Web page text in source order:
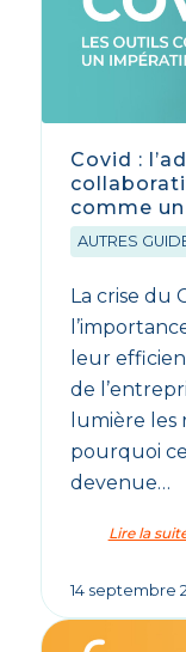
Covid :
comme
AUTRES
La crise du
leur
de
lumière les
pourquoi
devenue…
Lire la
14 septembre